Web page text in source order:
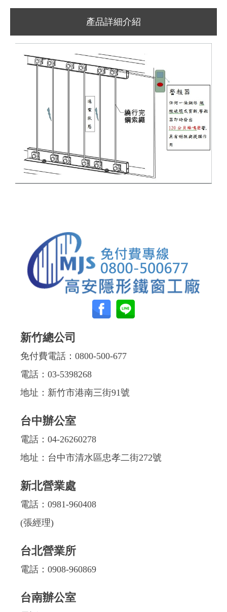
產品詳細介紹
新竹總公司
免付費電話： 0800-500-677
電話： 03-5398268
地址：新竹市港南三街91號
台中辦公室
電話： 04-26260278
地址：台中市清水區忠孝二街272號
新北營業處
電話： 0981-960408
(張經理)
台北營業所
電話： 0908-960869
台南辦公室